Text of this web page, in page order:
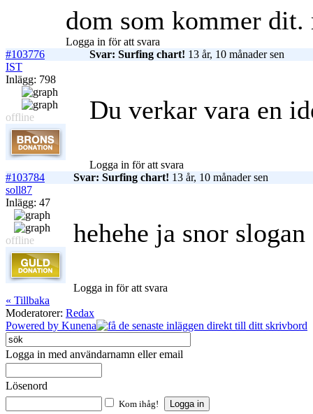
dom som kommer
Logga in för att svara
#103776
Svar: Surfing chart! 13 år, 10 månader sen
IST
Inlägg: 798
offline Du verkar vara en
Logga in för att svara
#103784
Svar: Surfing chart! 13 år, 10 månader sen
soll87
Inlägg: 47
offline hehehe ja snor
Logga in för att svara
« Tillbaka
Moderatorer: Redax
Powered by Kunena
Logga in med användarnamn eller email
Lösenord
Kom ihåg!